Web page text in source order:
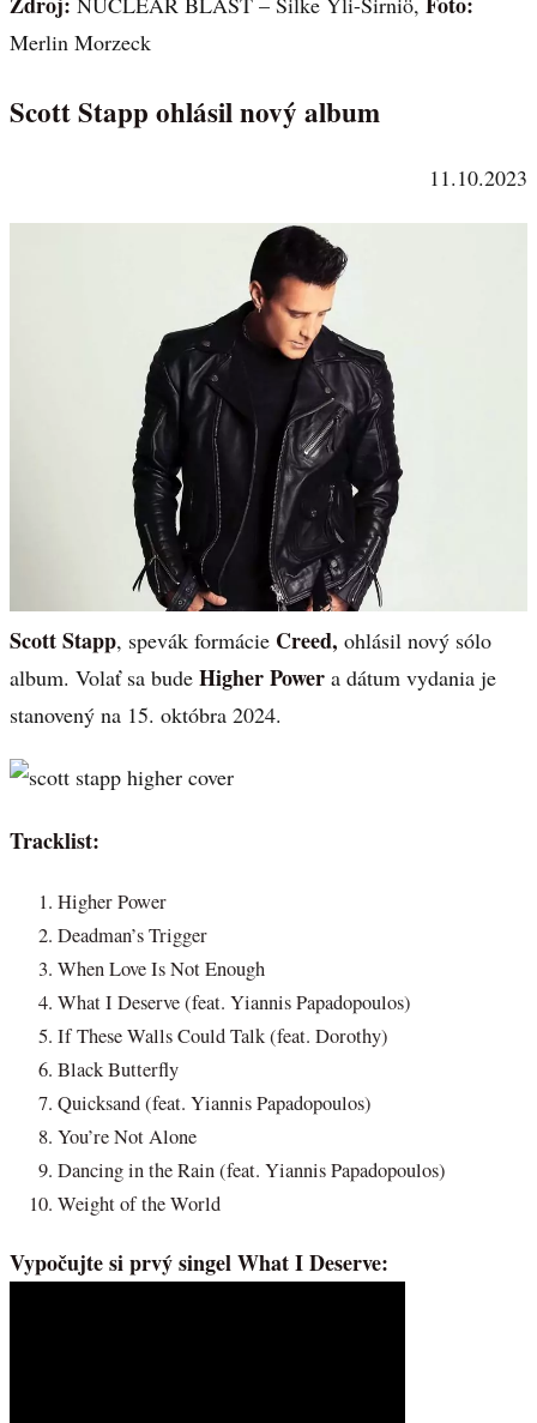
Merlin Morzeck
Scott Stapp ohlásil nový album
11.10.2023
Scott Stapp, spevák formácie Creed, ohlásil nový sólo
album. Volať sa bude Higher Power a dátum vydania je
stanovený na 15. októbra 2024.
Tracklist:
Higher Power
Deadman’s Trigger
When Love Is Not Enough
What I Deserve (feat. Yiannis Papadopoulos)
If These Walls Could Talk (feat. Dorothy)
Black Butterfly
Quicksand (feat. Yiannis Papadopoulos)
You’re Not Alone
Dancing in the Rain (feat. Yiannis Papadopoulos)
Weight of the World
Vypočujte si prvý singel What I Deserve: